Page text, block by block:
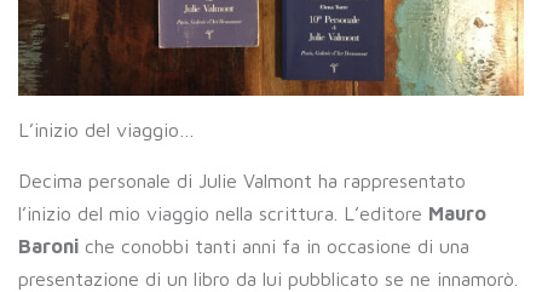
L’inizio del viaggio…
Decima personale di Julie Valmont ha rappresentato
l’inizio del mio viaggio nella scrittura. L’editore Mauro
Baroni che conobbi tanti anni fa in occasione di una
presentazione di un libro da lui pubblicato se ne innamorò.